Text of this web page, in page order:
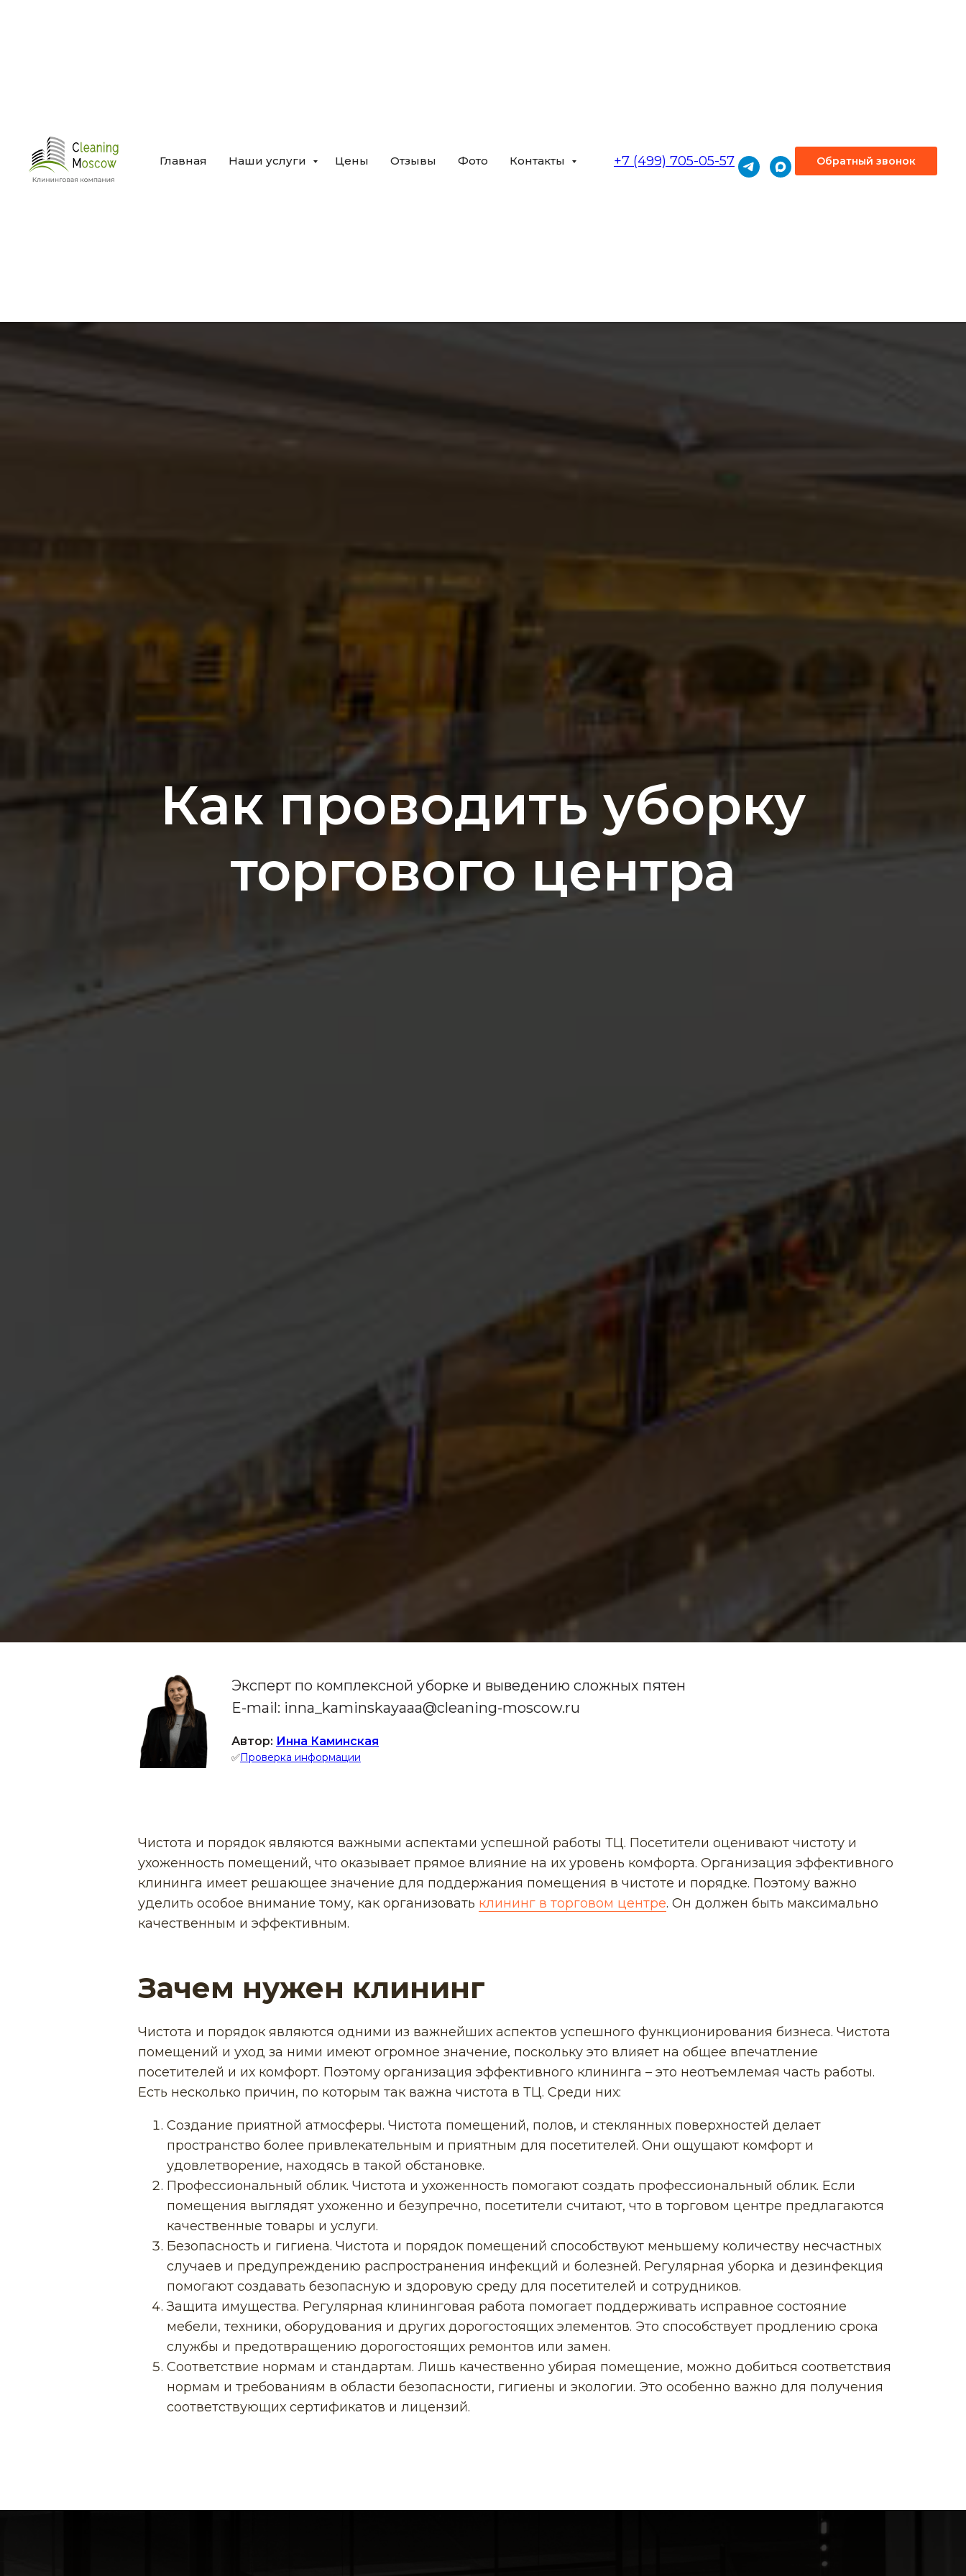
Главная Наши услуги Цены Отзывы Фото Контакты +7 (499) 705-05-57 Обратный звонок
Как проводить уборку
торгового центра
Эксперт по комплексной уборке и выведению сложных пятен
E-mail: inna_kaminskayaaa@cleaning-moscow.ru
Автор: Инна Каминская
✅Проверка информации
Чистота и порядок являются важными аспектами успешной работы ТЦ. Посетители оценивают чистоту и
ухоженность помещений, что оказывает прямое влияние на их уровень комфорта. Организация эффективного
клининга имеет решающее значение для поддержания помещения в чистоте и порядке. Поэтому важно
уделить особое внимание тому, как организовать клининг в торговом центре. Он должен быть максимально
качественным и эффективным.
Зачем нужен клининг
Чистота и порядок являются одними из важнейших аспектов успешного функционирования бизнеса. Чистота
помещений и уход за ними имеют огромное значение, поскольку это влияет на общее впечатление
посетителей и их комфорт. Поэтому организация эффективного клининга – это неотъемлемая часть работы.
Есть несколько причин, по которым так важна чистота в ТЦ. Среди них:
Создание приятной атмосферы. Чистота помещений, полов, и стеклянных поверхностей делает
пространство более привлекательным и приятным для посетителей. Они ощущают комфорт и
удовлетворение, находясь в такой обстановке.
Профессиональный облик. Чистота и ухоженность помогают создать профессиональный облик. Если
помещения выглядят ухоженно и безупречно, посетители считают, что в торговом центре предлагаются
качественные товары и услуги.
Безопасность и гигиена. Чистота и порядок помещений способствуют меньшему количеству несчастных
случаев и предупреждению распространения инфекций и болезней. Регулярная уборка и дезинфекция
помогают создавать безопасную и здоровую среду для посетителей и сотрудников.
Защита имущества. Регулярная клининговая работа помогает поддерживать исправное состояние
мебели, техники, оборудования и других дорогостоящих элементов. Это способствует продлению срока
службы и предотвращению дорогостоящих ремонтов или замен.
Соответствие нормам и стандартам. Лишь качественно убирая помещение, можно добиться соответствия
нормам и требованиям в области безопасности, гигиены и экологии. Это особенно важно для получения
соответствующих сертификатов и лицензий.